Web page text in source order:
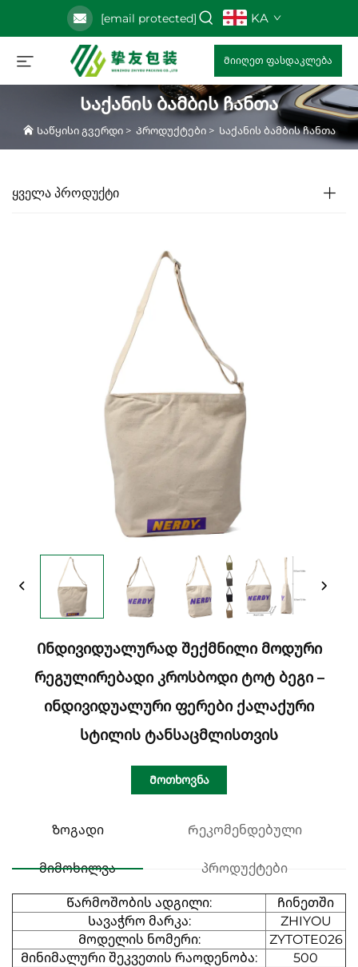
[email protected] KA
Მიიღეთ ფასდაკლება
Საქანის ბამბის ჩანთა
Საწყისი გვერდი > Პროდუქტები > Საქანის ბამბის ჩანთა
ᲧᲕᲔᲚᲐ ᲞᲠᲝᲓᲣᲥᲢᲘ
Ინდივიდუალურად Შექმნილი Მოდური
Რეგულირებადი Კროსბოდი Ტოტ Ბეგი –
Ინდივიდუალური Ფერები Ქალაქური
Სტილის Ტანსაცმლისთვის
Მოთხოვნა
Ზოგადი
მიმოხილვა
Რეკომენდებული
პროდუქტები
Წარმოშობის ადგილი:
Ჩინეთში
Სავაჭრო მარკა:
ZHIYOU
Მოდელის ნომერი:
ZYTOTE026
Მინიმალური შეკვეთის რაოდენობა:
500